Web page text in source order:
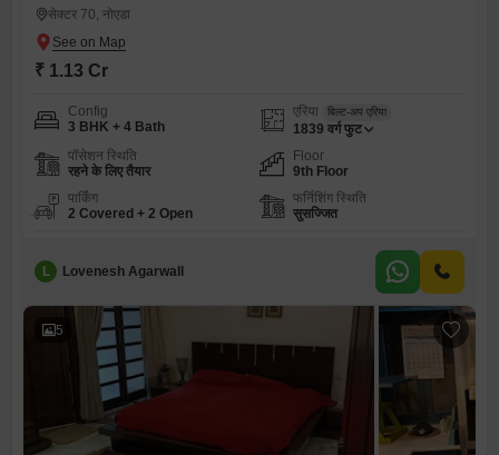
सेक्टर 70, नोएडा
₹ 1.13 Cr
Config
3 BHK + 4 Bath
एरिया बिल्ट-अप एरिया
1839 वर्ग फुट
पॉसेशन स्थिति
रहने के लिए तैयार
Floor
9th Floor
पार्किंग
2 Covered + 2 Open
फर्निशिंग स्थिति
सुसज्जित
L Lovenesh Agarwall
5